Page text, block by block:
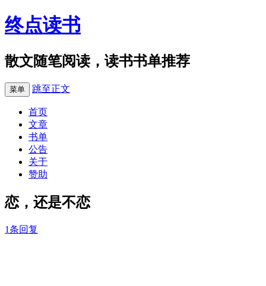
终点读书
散文随笔阅读，读书书单推荐
菜单 跳至正文
首页
文章
书单
公告
关于
赞助
恋，还是不恋
1条回复